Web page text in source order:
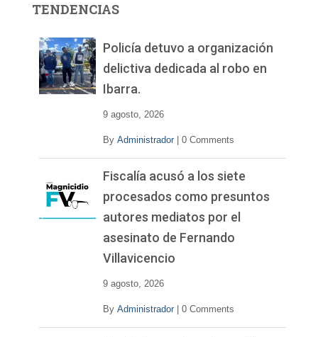
d
TENDENCIAS
Policía detuvo a organización
delictiva dedicada al robo en
Ibarra.
9 agosto, 2026
By Administrador 0 Comments
Fiscalía acusó a los siete
procesados como presuntos
autores mediatos por el
asesinato de Fernando
Villavicencio
9 agosto, 2026
By Administrador 0 Comments